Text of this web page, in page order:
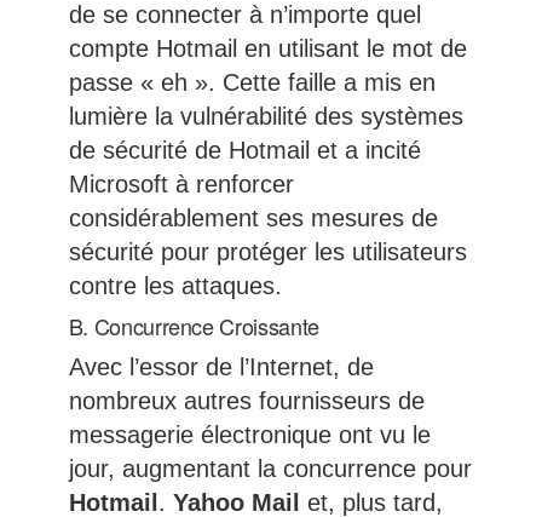
de se connecter à n’importe quel
compte Hotmail en utilisant le mot de
passe « eh ». Cette faille a mis en
lumière la vulnérabilité des systèmes
de sécurité de Hotmail et a incité
Microsoft à renforcer
considérablement ses mesures de
sécurité pour protéger les utilisateurs
contre les attaques.
B. Concurrence Croissante
Avec l’essor de l’Internet, de
nombreux autres fournisseurs de
messagerie électronique ont vu le
jour, augmentant la concurrence pour
Hotmail . Yahoo Mail et, plus tard,